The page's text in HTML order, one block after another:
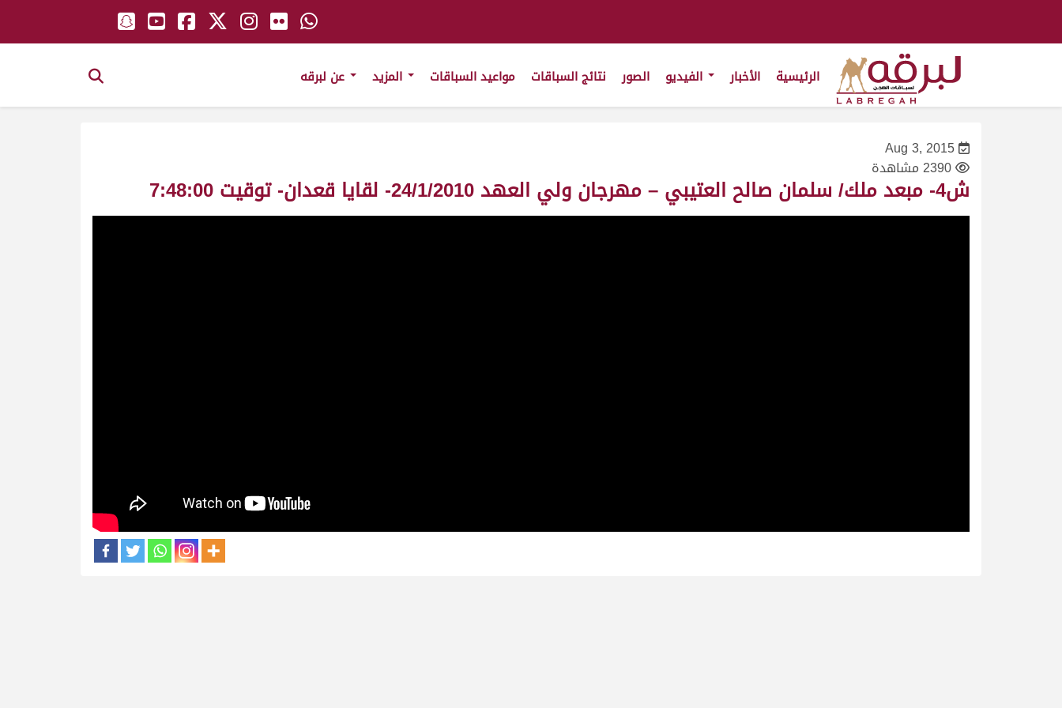
الرئيسية الأخبار الصور نتائج السباقات مواعيد السباقات
Aug 3, 2015
2390 مشاهدة
ش4- مبعد ملك/ سلمان صالح العتيبي – مهرجان ولي العهد 24/1/2010- لقايا قعدان- توقيت 7:48:00